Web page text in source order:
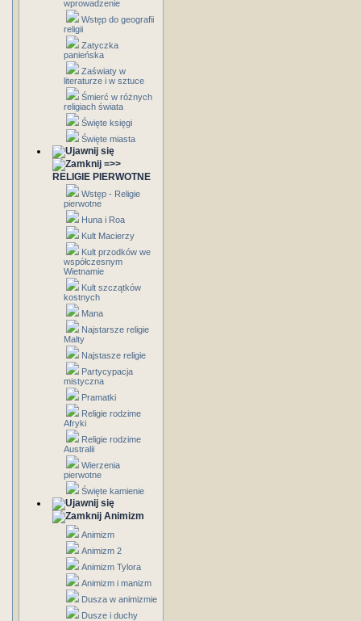
wprowadzenie
Wstęp do geografii
religii
Zatyczka
panieńska
Zaświaty w
literaturze i w sztuce
Śmierć w różnych
religiach świata
Święte księgi
Święte miasta
=>>
RELIGIE PIERWOTNE
Wstęp - Religie
pierwotne
Huna i Roa
Kult Macierzy
Kult przodków we
współczesnym
Wietnamie
Kult szczątków
kostnych
Mana
Najstarsze religie
Malty
Najstasze religie
Partycypacja
mistyczna
Pramatki
Religie rodzime
Afryki
Religie rodzime
Australii
Wierzenia
pierwotne
Święte kamienie
Animizm
Animizm
Animizm 2
Animizm Tylora
Animizm i manizm
Dusza w animizmie
Dusze i duchy